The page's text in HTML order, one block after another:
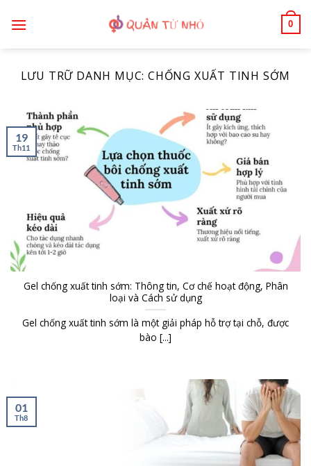
qua
0
LƯU TRỮ DANH MỤC:CHỐNG XUẤT TINH SỚM
Gel chống xuất tinh sớm: Thông tin, Cơ chế hoạt động, Phân
loại và Cách sử dụng
Gel chống xuất tinh sớm là một giải pháp hỗ trợ tại chỗ, được
bào [...]
19
Th11
01
Th8